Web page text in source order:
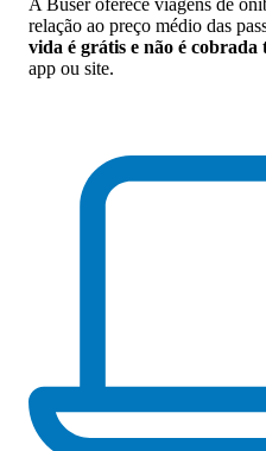
A Buser oferece viagens de
relação ao preço médio das
vida é grátis e não é cobrada
app ou site.